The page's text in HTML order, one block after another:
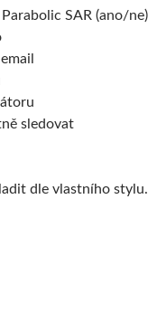
SAR (ano/ne)
sledovat
dle vlastního stylu.